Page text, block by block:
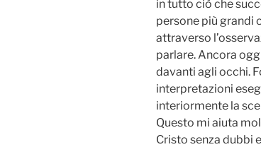
in tutto ciò che
persone più grandi
attraverso
parlare. Ancora
davanti agli occhi.
interpretazioni
interiormente la
Questo mi aiuta
Cristo senza dubbi